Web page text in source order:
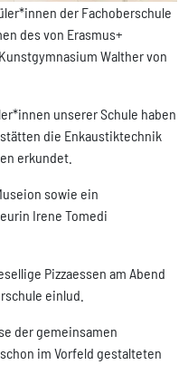
der Fachoberschule
des von Erasmus+
Walther von
unserer Schule haben
die Enkaustiktechnik
erkundet.
sowie ein
Irene Tomedi
Pizzaessen am Abend
einlud.
der gemeinsamen
im Vorfeld gestalteten